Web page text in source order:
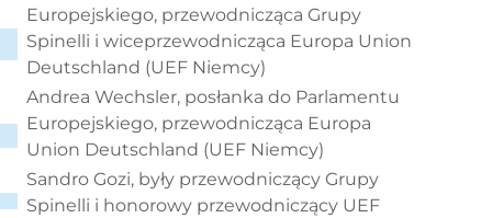
Europejskiego, przewodnicząca Grupy
Spinelli i wiceprzewodnicząca Europa Union
Deutschland (UEF Niemcy)
Andrea Wechsler, posłanka do Parlamentu
Europejskiego, przewodnicząca Europa
Union Deutschland (UEF Niemcy)
Sandro Gozi, były przewodniczący Grupy
Spinelli i honorowy przewodniczący UEF